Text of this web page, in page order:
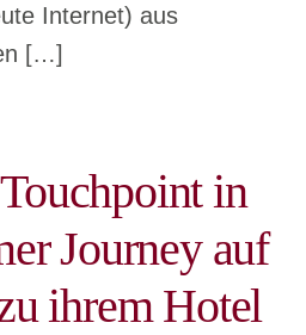
Internet) aus
[…]
in
Journey auf
ihrem Hotel